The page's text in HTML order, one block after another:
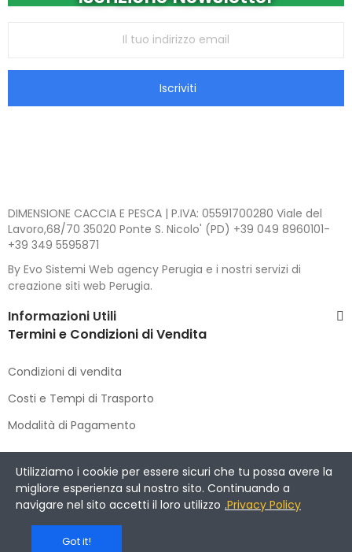
Iscriviti
DIMENSIONE CACCIA E PESCA | P.IVA: 05591700280 Viale del
Lavoro,68/70 35020 Ponte S. Nicolo' (PD) +39 049 8960101-
+39 349 5595871
By Evo Sistemi Web agency Perugia e i nostri servizi di
creazione siti web Perugia.
Informazioni Utili
Termini e Condizioni di Vendita
Condizioni di vendita
Costi e Tempi di Trasporto
Modalità di Pagamento
Copyright © 2021 DIMENSIONE CACCIA E PESCA. All Rights
Reserved.
Utilizziamo i cookie per essere sicuri che tu possa avere la
migliore esperienza sul nostro sito. Continuando a
navigare nel sito accetti il loro utilizzo .Privacy Policy
Got it!